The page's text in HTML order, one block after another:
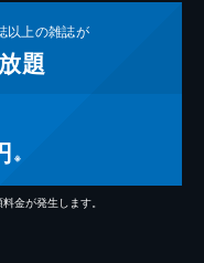
以上の雑誌が
題
※
金が発生します。